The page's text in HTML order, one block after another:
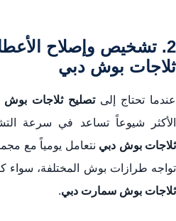
2. تشخيص وإصلاح
ثلاجات بوش دبي
عندما تحتاج إلىتصليح ثلاجات
الأكثر شيوعاً تساعد في سرعة
ثلاجات بوش دبي نتعامل يومياً مع
تواجه طرازات بوش المختلفة، سواء
ثلاجات بوش سمارت دبي.